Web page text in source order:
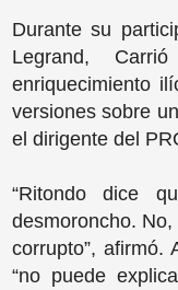
Durante su
Legrand,
enriquecimiento
versiones sobre
el dirigente del
“Ritondo dice
desmoroncho.
corrupto”, afirmó.
“no puede